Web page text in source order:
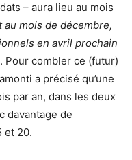
– aura lieu au mois
mois de décembre,
en avril prochain
combler ce (futur)
a précisé qu’une
par an, dans les deux
davantage de
et 20.